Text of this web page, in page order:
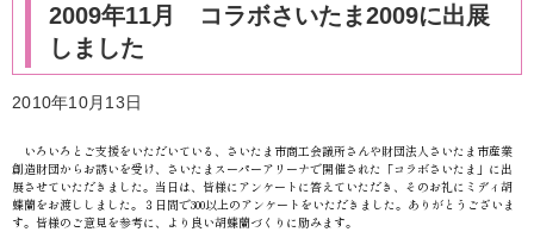
2009年11月 コラボさいたま2009に出展
しました
2010年10月13日
いろいろとご支援をいただいている、さいたま市商工会議所さんや財団法人さいたま市産業
創造財団からお誘いを受け、さいたまスーパーアリーナで開催された「コラボさいたま」に出
展させていただきました。当日は、皆様にアンケートに答えていただき、そのお礼にミディ胡
蝶蘭をお渡ししました。３日間で300以上のアンケートをいただきました。ありがとうございま
す。皆様のご意見を参考に、より良い胡蝶蘭づくりに励みます。